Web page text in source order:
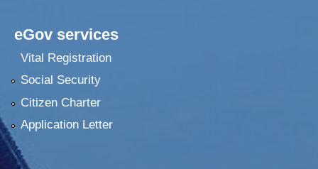
eGov services
Vital Registration
Social Security
Citizen Charter
Application Letter